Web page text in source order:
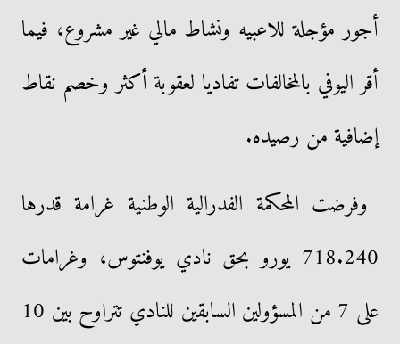
أجور مؤجلة للاعبيه ونشاط مالي غير مشروع، فيما
أقر اليوفي بالمخالفات تفاديا لعقوبة أكثر وخصم نقاط
إضافية من رصيده.
وفرضت المحكمة الفدرالية الوطنية غرامة قدرها
718.240 يورو بحق نادي يوفنتوس، وغرامات
على 7 من المسؤولين السابقين للنادي تتراوح بين 10